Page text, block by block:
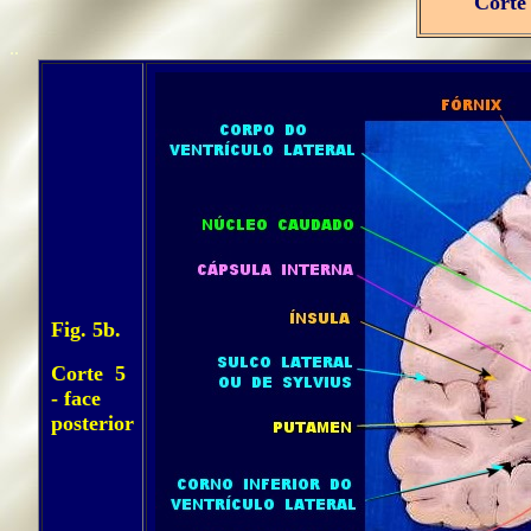
Fig. 5b.
Corte 5
- face
posterior